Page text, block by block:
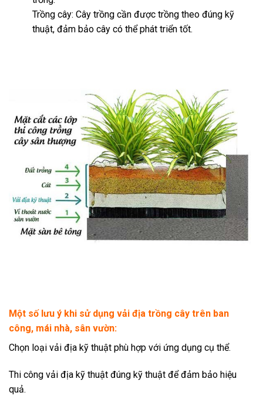
Trồng cây: Cây trồng cần được trồng theo đúng kỹ
thuật, đảm bảo cây có thể phát triển tốt.
Một số lưu ý khi sử dụng vải địa trồng cây trên ban
công, mái nhà, sân vườn:
Chọn loại vải địa kỹ thuật phù hợp với ứng dụng cụ thể.
Thi công vải địa kỹ thuật đúng kỹ thuật để đảm bảo hiệu
quả.